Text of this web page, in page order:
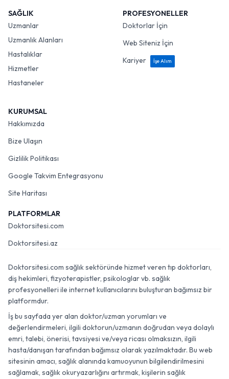
SAĞLIK
Uzmanlar
Uzmanlık Alanları
Hastalıklar
Hizmetler
Hastaneler
PROFESYONELLER
Doktorlar İçin
Web Siteniz İçin
Kariyer
İşe Alım
KURUMSAL
Hakkımızda
Bize Ulaşın
Gizlilik Politikası
Google Takvim Entegrasyonu
Site Haritası
PLATFORMLAR
Doktorsitesi.com
Doktorsitesi.az
Doktorsitesi.com sağlık sektöründe hizmet veren tıp doktorları,
diş hekimleri, fizyoterapistler, psikologlar vb. sağlık
profesyonelleri ile internet kullanıcılarını buluşturan bağımsız bir
platformdur.
İş bu sayfada yer alan doktor/uzman yorumları ve
değerlendirmeleri, ilgili doktorun/uzmanın doğrudan veya dolaylı
emri, talebi, önerisi, tavsiyesi ve/veya ricası olmaksızın, ilgili
hasta/danışan tarafından bağımsız olarak yazılmaktadır. Bu web
sitesinin amacı, sağlık alanında kamuoyunun bilgilendirilmesini
sağlamak, sağlık okuryazarlığını artırmak, kişilerin sağlık